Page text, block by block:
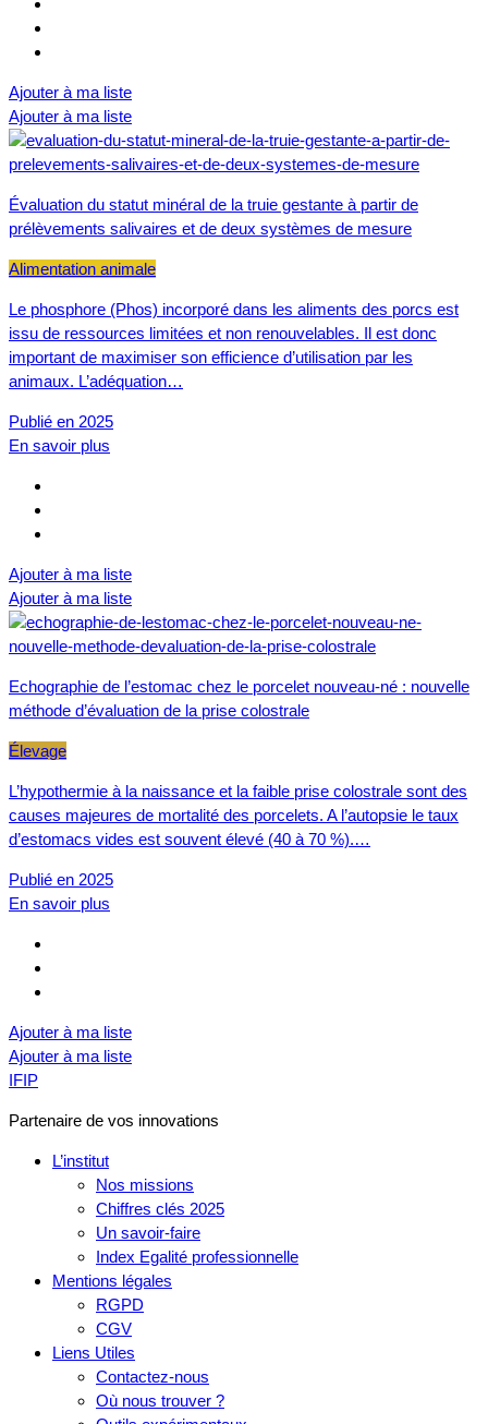
Ajouter à ma liste
Ajouter à ma liste
Évaluation du statut minéral de la truie gestante à partir de
prélèvements salivaires et de deux systèmes de mesure
Alimentation animale
Le phosphore (Phos) incorporé dans les aliments des porcs est
issu de ressources limitées et non renouvelables. Il est donc
important de maximiser son efficience d’utilisation par les
animaux. L’adéquation…
Publié en 2025
En savoir plus
Ajouter à ma liste
Ajouter à ma liste
Echographie de l’estomac chez le porcelet nouveau-né : nouvelle
méthode d’évaluation de la prise colostrale
Élevage
L’hypothermie à la naissance et la faible prise colostrale sont des
causes majeures de mortalité des porcelets. A l’autopsie le taux
d’estomacs vides est souvent élevé (40 à 70 %).…
Publié en 2025
En savoir plus
Ajouter à ma liste
Ajouter à ma liste
IFIP
Partenaire de vos innovations
L’institut
Nos missions
Chiffres clés 2025
Un savoir-faire
Index Egalité professionnelle
Mentions légales
RGPD
CGV
Liens Utiles
Contactez-nous
Où nous trouver ?